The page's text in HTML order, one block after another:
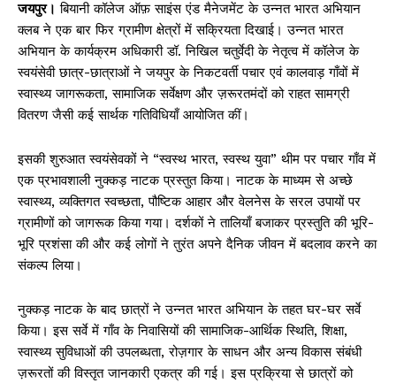
जयपुर। बियानी कॉलेज ऑफ़ साइंस एंड मैनेजमेंट के उन्नत भारत अभियान
क्लब ने एक बार फिर ग्रामीण क्षेत्रों में सक्रियता दिखाई। उन्नत भारत
अभियान के कार्यक्रम अधिकारी डॉ. निखिल चतुर्वेदी के नेतृत्व में कॉलेज के
स्वयंसेवी छात्र-छात्राओं ने जयपुर के निकटवर्ती पचार एवं कालवाड़ गाँवों में
स्वास्थ्य जागरूकता, सामाजिक सर्वेक्षण और ज़रूरतमंदों को राहत सामग्री
वितरण जैसी कई सार्थक गतिविधियाँ आयोजित कीं।
इसकी शुरुआत स्वयंसेवकों ने “स्वस्थ भारत, स्वस्थ युवा” थीम पर पचार गाँव में
एक प्रभावशाली नुक्कड़ नाटक प्रस्तुत किया। नाटक के माध्यम से अच्छे
स्वास्थ्य, व्यक्तिगत स्वच्छता, पौष्टिक आहार और वेलनेस के सरल उपायों पर
ग्रामीणों को जागरूक किया गया। दर्शकों ने तालियाँ बजाकर प्रस्तुति की भूरि-
भूरि प्रशंसा की और कई लोगों ने तुरंत अपने दैनिक जीवन में बदलाव करने का
संकल्प लिया।
नुक्कड़ नाटक के बाद छात्रों ने उन्नत भारत अभियान के तहत घर-घर सर्वे
किया। इस सर्वे में गाँव के निवासियों की सामाजिक-आर्थिक स्थिति, शिक्षा,
स्वास्थ्य सुविधाओं की उपलब्धता, रोज़गार के साधन और अन्य विकास संबंधी
ज़रूरतों की विस्तृत जानकारी एकत्र की गई। इस प्रक्रिया से छात्रों को